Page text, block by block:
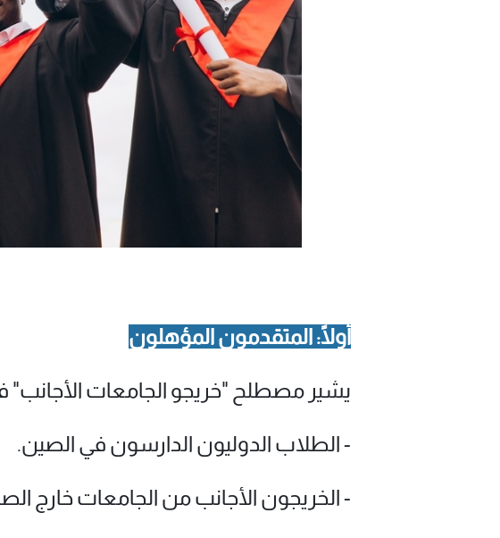
أولًا: المتقدمون المؤهلون
يشير مصطلح "خريجو الجامعات الأجانب"
- الطلاب الدوليون الدارسون في الصين.
- الخريجون الأجانب من الجامعات خارج